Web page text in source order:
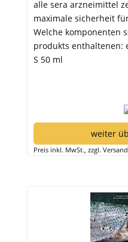
alle sera arzneimittel
maximale sicherheit
Welche komponenten
produkts enthaltenen:
S 50 ml
weiter
Preis inkl. MwSt., zzgl.